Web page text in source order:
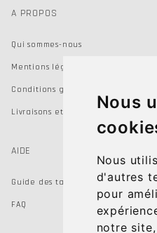
Nous
Nous
d'autres
pour
notre
A PROPOS
Qui sommes-nous
Mentions légales
Conditions générales de vente
Livraisons et Retours
AIDE
Guide des tailles
FAQ